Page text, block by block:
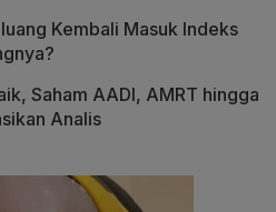
Kembali Masuk Indeks
Saham AADI, AMRT hingga
Analis